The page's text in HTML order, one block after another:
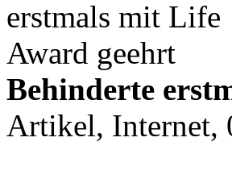
Behinderte
Artikel, Internet,